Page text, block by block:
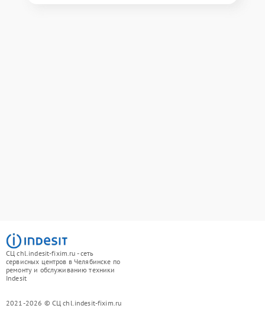
СЦ chl.indesit-fixim.ru - сеть
сервисных центров в Челябинске по
ремонту и обслуживанию техники
Indesit
2021-2026 © СЦ chl.indesit-fixim.ru